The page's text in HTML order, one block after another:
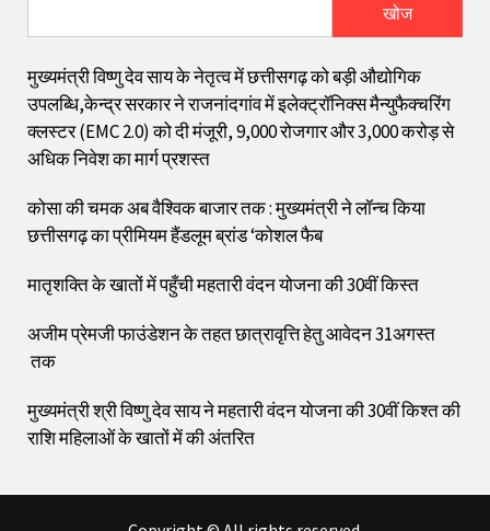
खोज
मुख्यमंत्री विष्णु देव साय के नेतृत्व में छत्तीसगढ़ को बड़ी औद्योगिक
उपलब्धि,केन्द्र सरकार ने राजनांदगांव में इलेक्ट्रॉनिक्स मैन्युफैक्चरिंग
क्लस्टर (EMC 2.0) को दी मंजूरी, 9,000 रोजगार और ₹3,000 करोड़ से
अधिक निवेश का मार्ग प्रशस्त
कोसा की चमक अब वैश्विक बाजार तक : मुख्यमंत्री ने लॉन्च किया
छत्तीसगढ़ का प्रीमियम हैंडलूम ब्रांड ‘कोशल फैब
मातृशक्ति के खातों में पहुँची महतारी वंदन योजना की 30वीं किस्त
अजीम प्रेमजी फाउंडेशन के तहत छात्रावृत्ति हेतु आवेदन 31अगस्त
तक
मुख्यमंत्री श्री विष्णु देव साय ने महतारी वंदन योजना की 30वीं किश्त की
राशि महिलाओं के खातों में की अंतरित